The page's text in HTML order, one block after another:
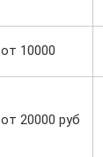
от 10000
от 20000 руб